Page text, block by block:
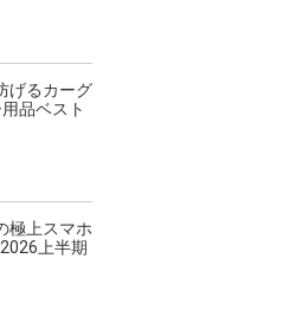
げるカーグ
品ベスト
極上スマホ
上半期